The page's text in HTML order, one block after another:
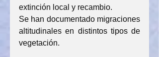
extinción local y recambio.
Se han documentado migraciones
altitudinales en distintos tipos de
vegetación.